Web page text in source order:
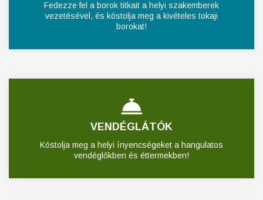
Fedezze fel a borok titkait a helyi szakemberek
vezetésével, és kóstolja meg a kivételes tokaji
borokat!
VENDÉGLÁTÓK
Kóstolja meg a helyi ínyencségeket a hangulatos
vendéglőkben és éttermekben!